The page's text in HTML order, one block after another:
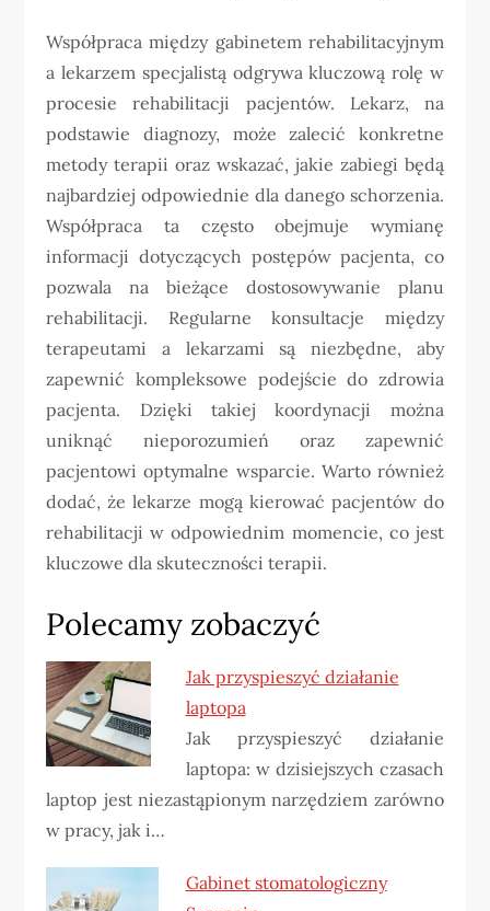
Współpraca między gabinetem rehabilitacyjnym
a lekarzem specjalistą odgrywa kluczową rolę w
procesie rehabilitacji pacjentów. Lekarz, na
podstawie diagnozy, może zalecić konkretne
metody terapii oraz wskazać, jakie zabiegi będą
najbardziej odpowiednie dla danego schorzenia.
Współpraca ta często obejmuje wymianę
informacji dotyczących postępów pacjenta, co
pozwala na bieżące dostosowywanie planu
rehabilitacji. Regularne konsultacje między
terapeutami a lekarzami są niezbędne, aby
zapewnić kompleksowe podejście do zdrowia
pacjenta. Dzięki takiej koordynacji można
uniknąć nieporozumień oraz zapewnić
pacjentowi optymalne wsparcie. Warto również
dodać, że lekarze mogą kierować pacjentów do
rehabilitacji w odpowiednim momencie, co jest
kluczowe dla skuteczności terapii.
Polecamy zobaczyć
Jak przyspieszyć działanie
laptopa
Jak przyspieszyć działanie
laptopa: w dzisiejszych czasach
laptop jest niezastąpionym narzędziem zarówno
w pracy, jak i…
Gabinet stomatologiczny